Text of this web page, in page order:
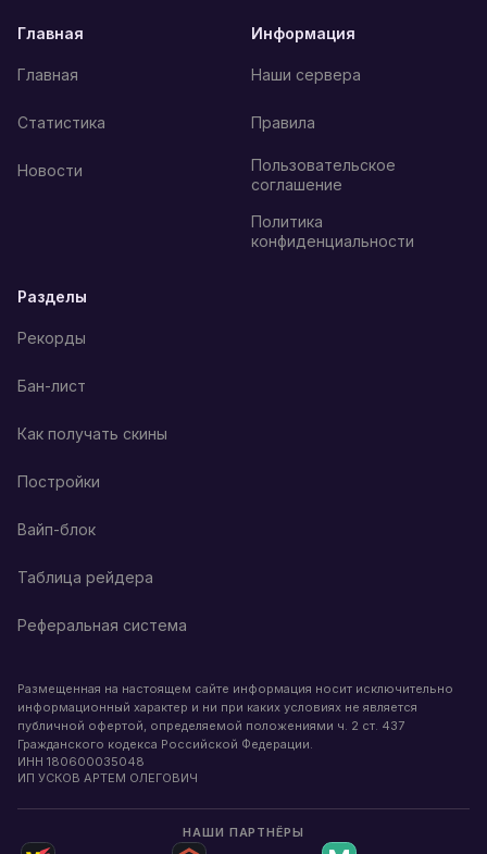
Главная
Главная
Статистика
Новости
Информация
Наши сервера
Правила
Пользовательское
соглашение
Политика
конфиденциальности
Разделы
Рекорды
Бан-лист
Как получать скины
Постройки
Вайп-блок
Таблица рейдера
Реферальная система
Размещенная на настоящем сайте информация носит исключительно
информационный характер и ни при каких условиях не является
публичной офертой, определяемой положениями ч. 2 ст. 437
Гражданского кодекса Российской Федерации.
ИНН 180600035048
ИП УСКОВ АРТЕМ ОЛЕГОВИЧ
НАШИ ПАРТНЁРЫ